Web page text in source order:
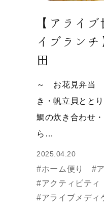
【アライ
イブラン
田
～ お花見弁当
き・帆立貝とと
鯛の炊き合わせ
ら…
2025.04.20
#ホーム便り #
#アクティビティ
#アライブメディ